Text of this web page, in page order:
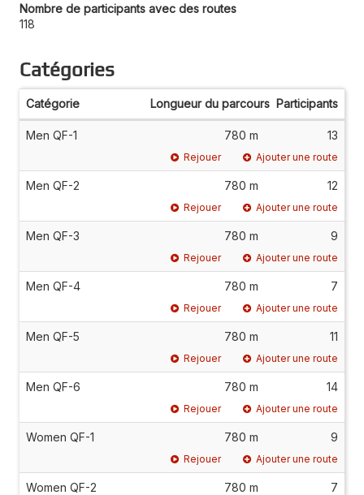
Nombre de participants avec des routes
118
Catégories
Catégorie Longueur du parcours Participants
Men QF-1 780 m 13
Rejouer Ajouter une route
Men QF-2 780 m 12
Rejouer Ajouter une route
Men QF-3 780 m 9
Rejouer Ajouter une route
Men QF-4 780 m 7
Rejouer Ajouter une route
Men QF-5 780 m 11
Rejouer Ajouter une route
Men QF-6 780 m 14
Rejouer Ajouter une route
Women QF-1 780 m 9
Rejouer Ajouter une route
Women QF-2 780 m 7